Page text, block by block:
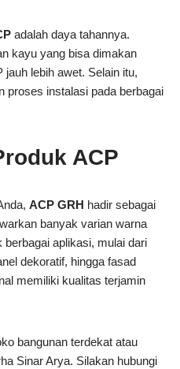
adalah daya tahannya.
kayu yang bisa dimakan
lebih awet. Selain itu,
proses instalasi pada berbagai
ACP
ACP GRH hadir sebagai
banyak varian warna
aplikasi, mulai dari
dekoratif, hingga fasad
memiliki kualitas terjamin
bangunan terdekat atau
Sinar Arya. Silakan hubungi